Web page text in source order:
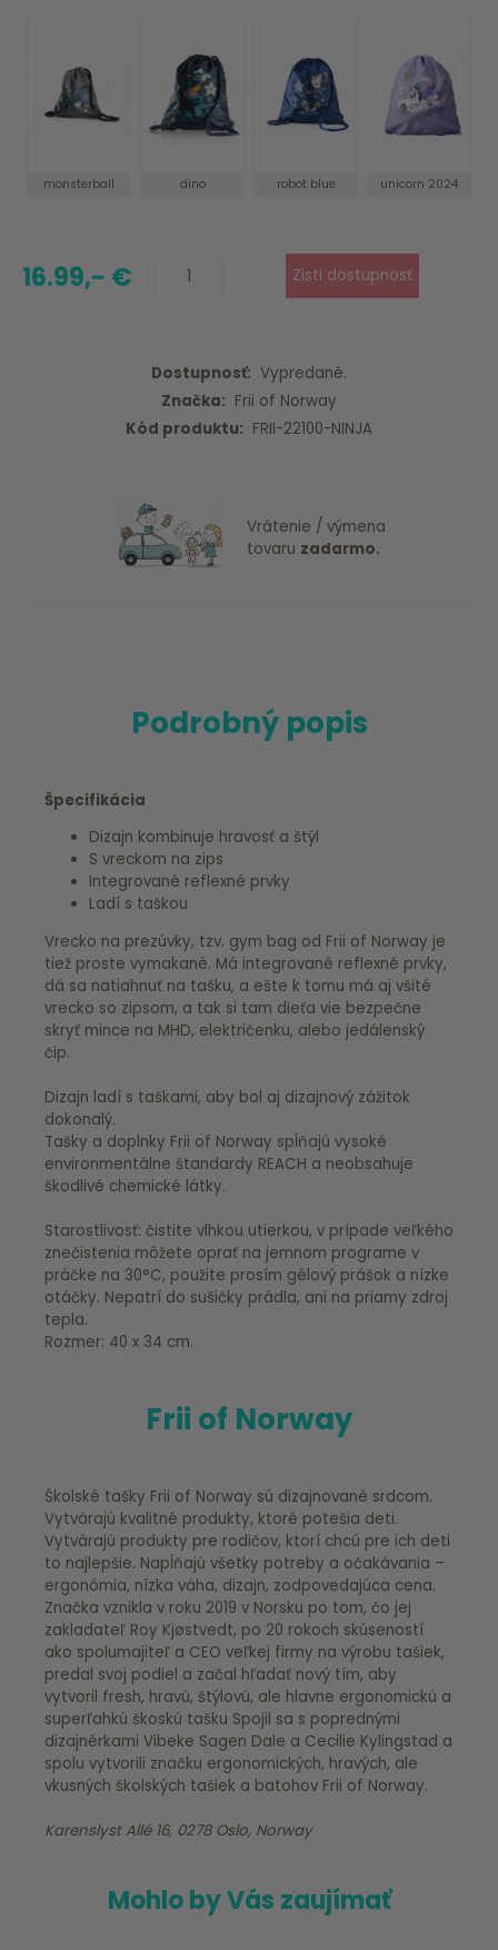
monsterball dino robot blue unicorn 2024
16.99,- €
Dostupnosť: Vypredané.
Značka: Frii of Norway
Kód produktu: FRII-22100-NINJA
Vrátenie / výmena
tovaru zadarmo.
Podrobný popis
Špecifikácia
Dizajn kombinuje hravosť a štýl
S vreckom na zips
Integrované reflexné prvky
Ladí s taškou
Vrecko na prezúvky, tzv. gym bag od Frii of Norway je
tiež proste vymakané. Má integrované reflexné prvky,
dá sa natiahnuť na tašku, a ešte k tomu má aj všité
vrecko so zipsom, a tak si tam dieťa vie bezpečne
skryť mince na MHD, električenku, alebo jedálenský
čip.
Dizajn ladí s taškami, aby bol aj dizajnový zážitok
dokonalý.
Tašky a doplnky Frii of Norway spĺňajú vysoké
environmentálne štandardy REACH a neobsahuje
škodlivé chemické látky.
Starostlivosť: čistite vlhkou utierkou, v prípade veľkého
znečistenia môžete oprať na jemnom programe v
práčke na 30°C, použite prosím gélový prášok a nízke
otáčky. Nepatrí do sušičky prádla, ani na priamy zdroj
tepla.
Rozmer: 40 x 34 cm.
Frii of Norway
Školské tašky Frii of Norway sú dizajnované srdcom.
Vytvárajú kvalitné produkty, ktoré potešia deti.
Vytvárajú produkty pre rodičov, ktorí chcú pre ich deti
to najlepšie. Napĺňajú všetky potreby a očakávania –
ergonómia, nízka váha, dizajn, zodpovedajúca cena.
Značka vznikla v roku 2019 v Norsku po tom, čo jej
zakladateľ Roy Kjøstvedt, po 20 rokoch skúseností
ako spolumajiteľ a CEO veľkej firmy na výrobu tašiek,
predal svoj podiel a začal hľadať nový tím, aby
vytvoril fresh, hravú, štýlovú, ale hlavne ergonomickú a
superľahkú škoskú tašku Spojil sa s poprednými
dizajnérkami Vibeke Sagen Dale a Cecilie Kylingstad a
spolu vytvorili značku ergonomických, hravých, ale
vkusných školských tašiek a batohov Frii of Norway.
Karenslyst Allé 16, 0278 Oslo, Norway
Mohlo by Vás zaujímať